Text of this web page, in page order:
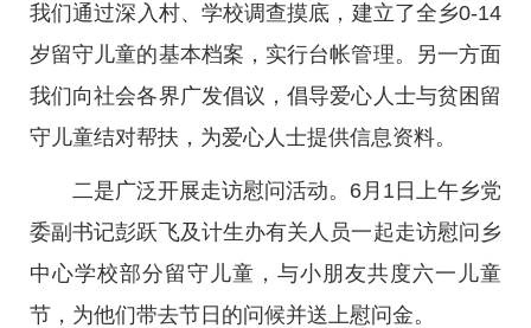
我们通过深入村、学校调查摸底，建立了全乡0-14
岁留守儿童的基本档案，实行台帐管理。另一方面
我们向社会各界广发倡议，倡导爱心人士与贫困留
守儿童结对帮扶，为爱心人士提供信息资料。
二是广泛开展走访慰问活动。6月1日上午乡党
委副书记彭跃飞及计生办有关人员一起走访慰问乡
中心学校部分留守儿童，与小朋友共度六一儿童
节，为他们带去节日的问候并送上慰问金。